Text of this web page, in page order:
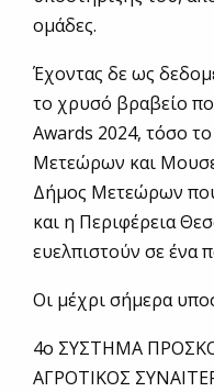
ομάδες.
Έχοντας δε ως
το χρυσό βραβείο
Awards 2024, τόσο
Μετεώρων και
Δήμος Μετεώρων
και η Περιφέρεια
ευελπιστούν σε ένα
Οι μέχρι σήμερα
4ο ΣΥΣΤΗΜΑ
ΑΓΡΟΤΙΚΟΣ